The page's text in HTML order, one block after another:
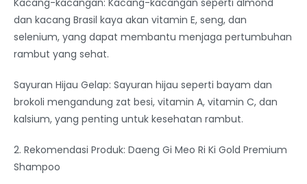
Kacang-kacangan: Kacang-kacangan seperti almond
dan kacang Brasil kaya akan vitamin E, seng, dan
selenium, yang dapat membantu menjaga pertumbuhan
rambut yang sehat.
Sayuran Hijau Gelap: Sayuran hijau seperti bayam dan
brokoli mengandung zat besi, vitamin A, vitamin C, dan
kalsium, yang penting untuk kesehatan rambut.
2. Rekomendasi Produk: Daeng Gi Meo Ri Ki Gold Premium
Shampoo